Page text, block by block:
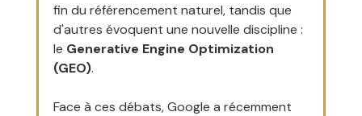
fin du référencement naturel, tandis que
d'autres évoquent une nouvelle discipline :
le Generative Engine Optimization
(GEO).
Face à ces débats, Google a récemment